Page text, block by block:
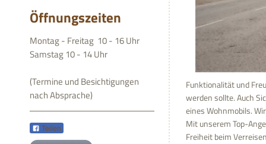
Öffnungszeiten
Montag - Freitag 10 - 16 Uhr
Samstag 10 - 14 Uhr
(Termine und Besichtigungen
nach Absprache)
Teilen
Funktionalität und
werden sollte. Auch
eines Wohnmobils.
Mit unserem Top-
Freiheit beim